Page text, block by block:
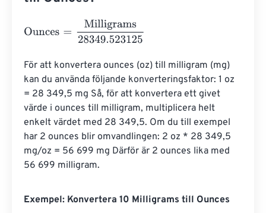
Ounces Milligrams28349.523125
För att konvertera ounces (oz) till milligram (mg)
kan du använda följande konverteringsfaktor: 1 oz
= 28 349,5 mg Så, för att konvertera ett givet
värde i ounces till milligram, multiplicera helt
enkelt värdet med 28 349,5. Om du till exempel
har 2 ounces blir omvandlingen: 2 oz * 28 349,5
mg/oz = 56 699 mg Därför är 2 ounces lika med
56 699 milligram.
Exempel: Konvertera 10 Milligrams till Ounces